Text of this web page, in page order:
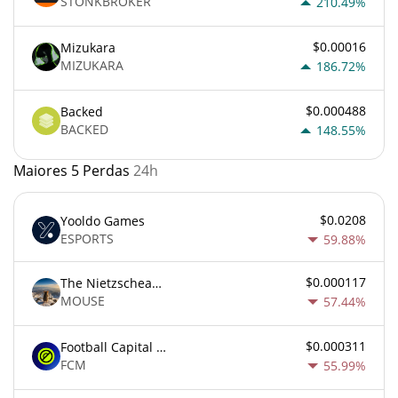
Mizukara
MIZUKARA
$0.00016
186.72%
Backed
BACKED
$0.000488
148.55%
Maiores 5 Perdas 24h
Yooldo Games
ESPORTS
$0.0208
59.88%
The Nietzschean Mouse
MOUSE
$0.000117
57.44%
Football Capital Markets
FCM
$0.000311
55.99%